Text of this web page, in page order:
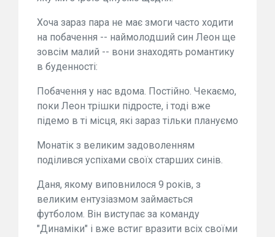
Хоча зараз пара не має змоги часто ходити
на побачення -- наймолодший син Леон ще
зовсім малий -- вони знаходять романтику
в буденності:
Побачення у нас вдома. Постійно. Чекаємо,
поки Леон трішки підросте, і тоді вже
підемо в ті місця, які зараз тільки плануємо
Монатік з великим задоволенням
поділився успіхами своїх старших синів.
Даня, якому виповнилося 9 років, з
великим ентузіазмом займається
футболом. Він виступає за команду
"Динаміки" і вже встиг вразити всіх своїми